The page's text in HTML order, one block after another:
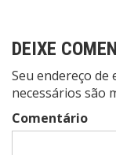
DEIXE
Seu endereço de
necessários são
Comentário